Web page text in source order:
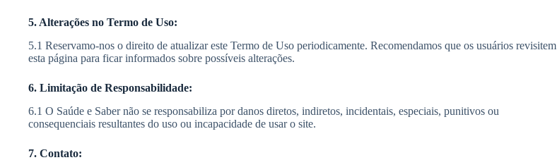
5. Alterações no Termo de Uso:
5.1 Reservamo-nos o direito de atualizar este Termo de Uso periodicamente. Recomendamos que os usuários revisitem
esta página para ficar informados sobre possíveis alterações.
6. Limitação de Responsabilidade:
6.1 O Saúde e Saber não se responsabiliza por danos diretos, indiretos, incidentais, especiais, punitivos ou
consequenciais resultantes do uso ou incapacidade de usar o site.
7. Contato: